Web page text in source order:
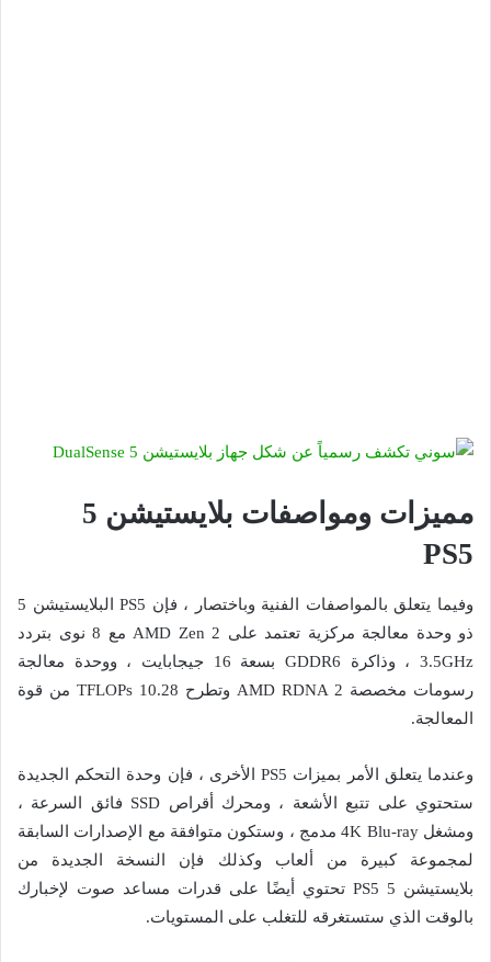
PS5
وفيما يتعلق بالمواصفات الفنية وباختصار ، فإن PS5 البلايستيشن 5
ذو وحدة معالجة مركزية تعتمد على AMD Zen 2 مع 8 نوى بتردد
3.5GHz ، وذاكرة GDDR6 بسعة 16 جيجابايت ، ووحدة معالجة
رسومات مخصصة AMD RDNA 2 وتطرح 10.28 TFLOPs من قوة
المعالجة.
وعندما يتعلق الأمر بميزات PS5 الأخرى ، فإن وحدة التحكم الجديدة
ستحتوي على تتبع الأشعة ، ومحرك أقراص SSD فائق السرعة ،
ومشغل 4K Blu-ray مدمج ، وستكون متوافقة مع الإصدارات السابقة
لمجموعة كبيرة من ألعاب وكذلك فإن النسخة الجديدة من
بلايستيشن 5 PS5 تحتوي أيضًا على قدرات مساعد صوت لإخبارك
بالوقت الذي ستستغرقه للتغلب على المستويات.